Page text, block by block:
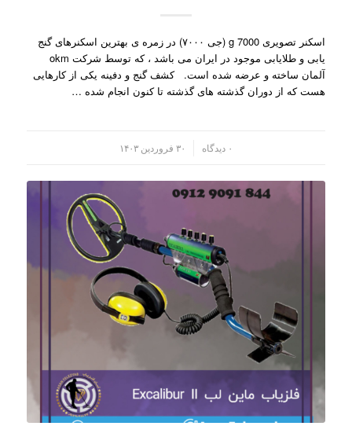
اسکنر تصویری g 7000 (جی ۷۰۰۰) در زمره ی بهترین اسکنرهای گنج
یابی و طلایابی موجود در ایران می باشد ، که توسط شرکت okm
آلمان ساخته و عرضه شده است. کشف گنج و دفینه یکی از کارهایی
هست که از دوران گذشته های گذشته تا کنون انجام شده …
۰ دیدگاه ۳۰ فروردین ۱۴۰۳